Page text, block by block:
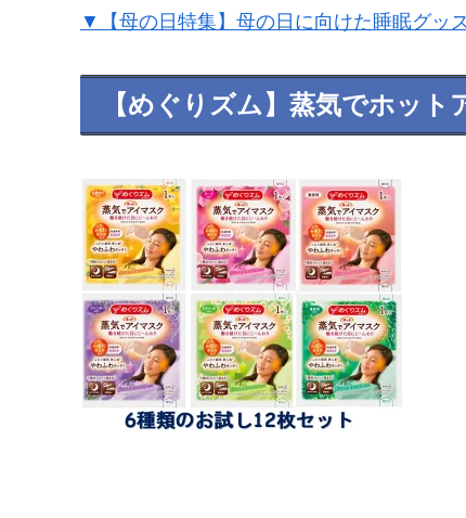
▼【母の日特集】母の日に向けた睡眠グッ
【めぐりズム】蒸気でホット